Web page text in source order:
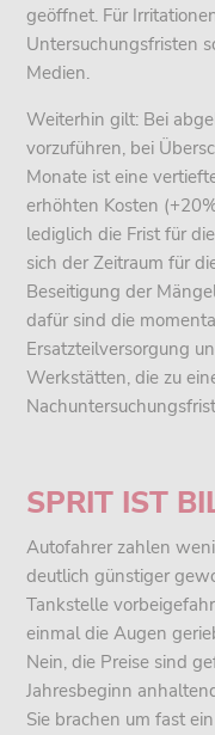
geöffnet. Für
Untersuchungsfristen
Medien.
Weiterhin gilt: Bei
vorzuführen, bei
Monate ist eine
erhöhten Kosten
lediglich die Frist für
sich der Zeitraum für
Beseitigung der
dafür sind die
Ersatzteilversorgung
Werkstätten, die zu
SPRIT IST
Autofahrer zahlen
deutlich günstiger
Tankstelle
einmal die Augen
Nein, die Preise sind
Jahresbeginn
Sie brachen um fast